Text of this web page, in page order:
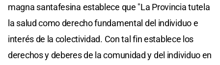
magna santafesina establece que "La Provincia tutela
la salud como derecho fundamental del individuo e
interés de la colectividad. Con tal fin establece los
derechos y deberes de la comunidad y del individuo en